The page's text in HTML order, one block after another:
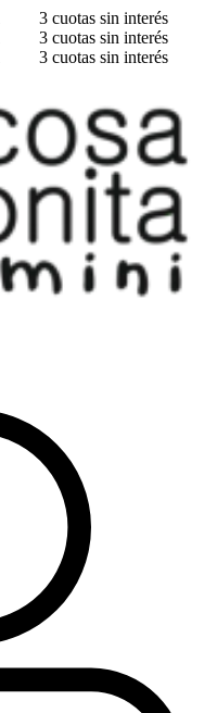
3 cuotas sin interés
3 cuotas sin interés
3 cuotas sin interés